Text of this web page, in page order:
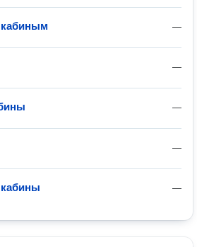
—
—
—
—
—